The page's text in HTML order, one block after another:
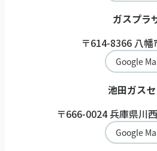
ガスプラ
〒614-8366 八
Google
池田ガス
〒666-0024 兵庫県川
Google